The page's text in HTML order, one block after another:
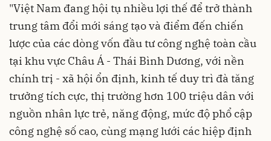
"Việt Nam đang hội tụ nhiều lợi thế để trở thành
trung tâm đổi mới sáng tạo và điểm đến chiến
lược của các dòng vốn đầu tư công nghệ toàn cầu
tại khu vực Châu Á - Thái Bình Dương, với nền
chính trị - xã hội ổn định, kinh tế duy trì đà tăng
trưởng tích cực, thị trường hơn 100 triệu dân với
nguồn nhân lực trẻ, năng động, mức độ phổ cập
công nghệ số cao, cùng mạng lưới các hiệp định